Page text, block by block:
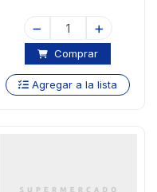
Comprar
Agregar a la lista